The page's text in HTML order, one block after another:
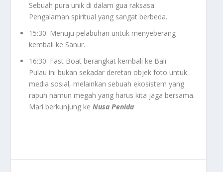
Sebuah pura unik di dalam gua raksasa.
Pengalaman spiritual yang sangat berbeda.
15:30: Menuju pelabuhan untuk menyeberang
kembali ke Sanur.
16:30: Fast Boat berangkat kembali ke Bali
Pulau ini bukan sekadar deretan objek foto untuk
media sosial, melainkan sebuah ekosistem yang
rapuh namun megah yang harus kita jaga bersama.
Mari berkunjung keNusa Penida